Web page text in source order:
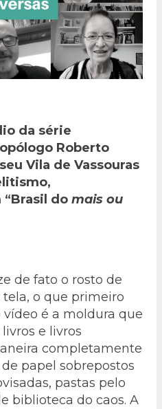
da série
Roberto
Vila de Vassouras
do mais ou
de fato o rosto de
o que primeiro
é a moldura que
e livros
completamente
papel sobrepostos
pastas pelo
biblioteca do caos. A